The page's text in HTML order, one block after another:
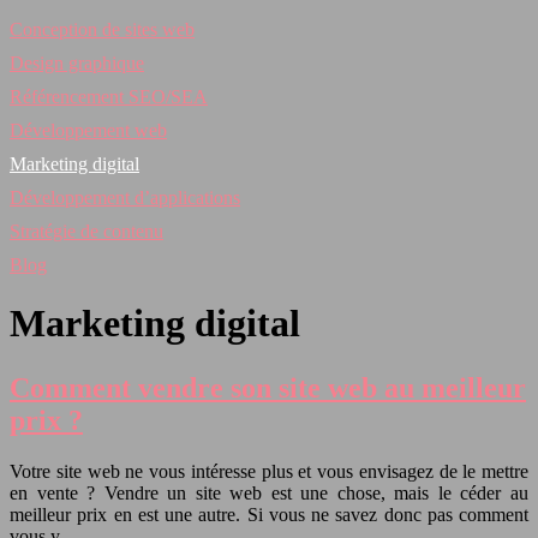
Conception de sites web
Design graphique
Référencement SEO/SEA
Développement web
Marketing digital
Développement d’applications
Stratégie de contenu
Blog
Marketing digital
Comment vendre son site web au meilleur
prix ?
Votre site web ne vous intéresse plus et vous envisagez de le mettre
en vente ? Vendre un site web est une chose, mais le céder au
meilleur prix en est une autre. Si vous ne savez donc pas comment